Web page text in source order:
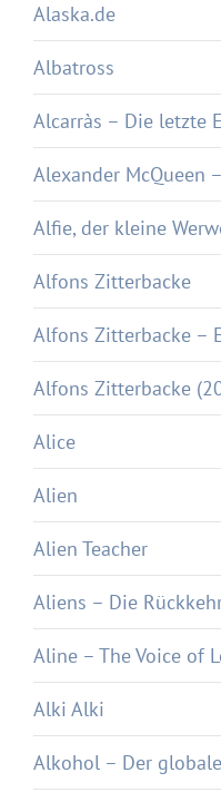
Alaska.de
Albatross
Alcarràs – Die letzte
Alexander McQueen
Alfie, der kleine
Alfons Zitterbacke
Alfons Zitterbacke –
Alfons Zitterbacke
Alice
Alien
Alien Teacher
Aliens – Die
Aline – The Voice of
Alki Alki
Alkohol – Der